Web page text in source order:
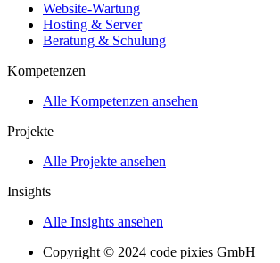
Website-Wartung
Hosting & Server
Beratung & Schulung
Kompetenzen
Alle Kompetenzen ansehen
Projekte
Alle Projekte ansehen
Insights
Alle Insights ansehen
Copyright © 2024 code pixies GmbH